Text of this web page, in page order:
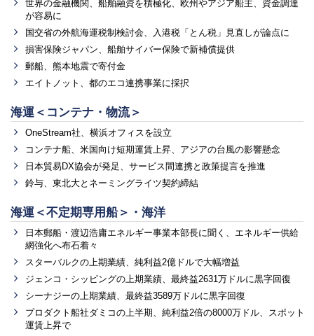
世界の金融機関、船舶融資を積極化、欧州やアジア船主、資金調達
が容易に
国交省の外航海運税制検討会、入港税「とん税」見直しが論点に
損害保険ジャパン、船舶サイバー保険で新補償提供
郵船、熊本地震で寄付金
エイトノット、都のエコ連携事業に採択
海運＜コンテナ・物流＞
OneStream社、横浜オフィスを設立
コンテナ船、米国向け短期運賃上昇、アジアの台風の影響懸念
日本貿易DX協会が発足、サービス間連携と政策提言を推進
鈴与、東北大とネーミングライツ契約締結
海運＜不定期専用船＞・海洋
日本郵船・渡辺浩庸エネルギー事業本部長に聞く、エネルギー供給
網強化へ布石着々
スターバルクの上期業績、純利益2億ドルで大幅増益
ジェンコ・シッピングの上期業績、最終益2631万ドルに黒字回復
シーナジーの上期業績、最終益3589万ドルに黒字回復
プロダクト船社ダミコの上半期、純利益2倍の8000万ドル、スポット
運賃上昇で